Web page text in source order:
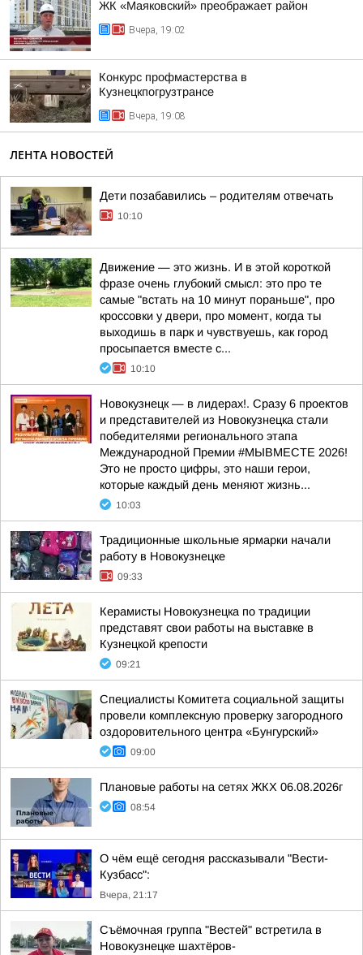
ЖК «Маяковский» преображает район
Вчера, 19:02
Конкурс профмастерства в
Кузнецкпогрузтрансе
Вчера, 19:08
ЛЕНТА НОВОСТЕЙ
Дети позабавились – родителям отвечать
10:10
Движение — это жизнь. И в этой короткой
фразе очень глубокий смысл: это про те
самые "встать на 10 минут пораньше", про
кроссовки у двери, про момент, когда ты
выходишь в парк и чувствуешь, как город
просыпается вместе с...
10:10
Новокузнецк — в лидерах!. Сразу 6 проектов
и представителей из Новокузнецка стали
победителями регионального этапа
Международной Премии #МЫВМЕСТЕ 2026!
Это не просто цифры, это наши герои,
которые каждый день меняют жизнь...
10:03
Традиционные школьные ярмарки начали
работу в Новокузнецке
09:33
Керамисты Новокузнецка по традиции
представят свои работы на выставке в
Кузнецкой крепости
09:21
Специалисты Комитета социальной защиты
провели комплексную проверку загородного
оздоровительного центра «Бунгурский»
09:00
Плановые работы на сетях ЖКХ 06.08.2026г
08:54
О чём ещё сегодня рассказывали "Вести-
Кузбасс":
Вчера, 21:17
Съёмочная группа "Вестей" встретила в
Новокузнецке шахтёров-